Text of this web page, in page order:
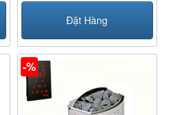
Đặt Hàng
-%